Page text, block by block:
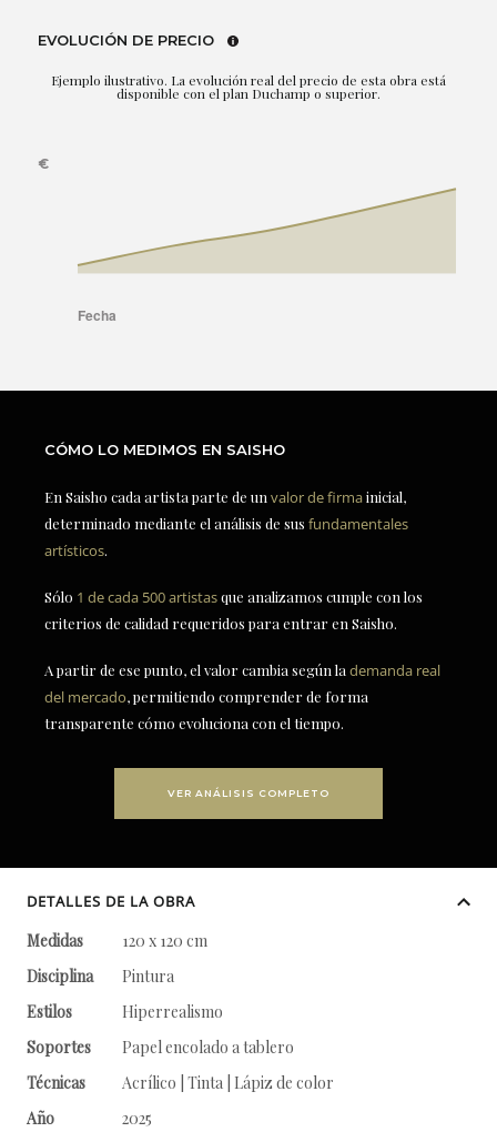
EVOLUCIÓN DE PRECIO
Ejemplo ilustrativo. La evolución real del precio de esta obra está
disponible con el plan Duchamp o superior.
CÓMO LO MEDIMOS EN SAISHO
En Saisho cada artista parte de un valor de firmainicial,
determinado mediante el análisis de sus fundamentales
artísticos.
Sólo 1 de cada 500 artistasque analizamos cumple con los
criterios de calidad requeridos para entrar en Saisho.
A partir de ese punto, el valor cambia según la demanda real
del mercado, permitiendo comprender de forma
transparente cómo evoluciona con el tiempo.
VER ANÁLISIS COMPLETO
DETALLES DE LA OBRA
Medidas
120 x 120 cm
Disciplina
Pintura
Estilos
Hiperrealismo
Soportes
Papel encolado a tablero
Técnicas
Acrílico | Tinta | Lápiz de color
Año
2025